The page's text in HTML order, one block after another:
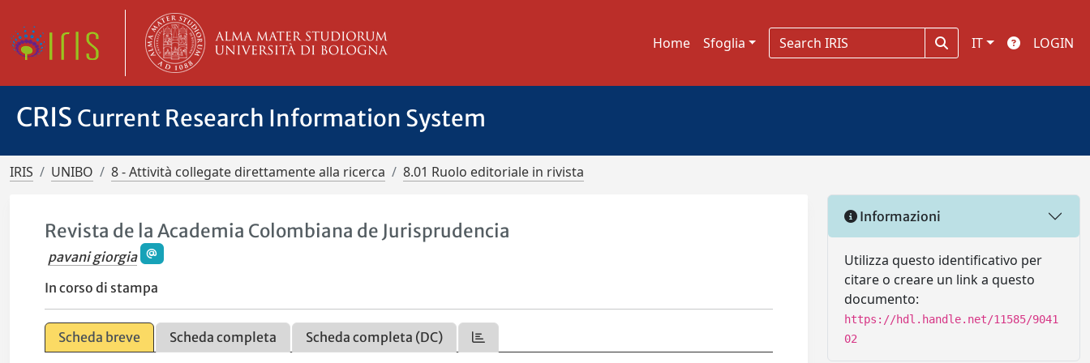
Home Sfoglia IT LOGIN
CRIS Current Research Information System
IRIS UNIBO 8 - Attività collegate direttamente alla ricerca 8.01 Ruolo editoriale in rivista
Revista de la Academia Colombiana de Jurisprudencia
pavani giorgia
In corso di stampa
Scheda breve Scheda completa Scheda completa (DC)
Informazioni
Utilizza questo identificativo per
citare o creare un link a questo
documento:
https://hdl.handle.net/11585/9041
02